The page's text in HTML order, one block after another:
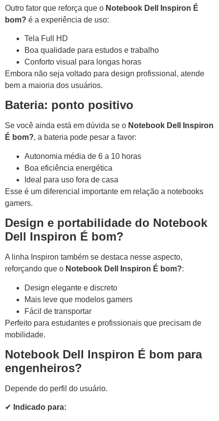
Outro fator que reforça que o Notebook Dell Inspiron É
bom? é a experiência de uso:
Tela Full HD
Boa qualidade para estudos e trabalho
Conforto visual para longas horas
Embora não seja voltado para design profissional, atende
bem a maioria dos usuários.
Bateria: ponto positivo
Se você ainda está em dúvida se o Notebook Dell Inspiron
É bom?, a bateria pode pesar a favor:
Autonomia média de 6 a 10 horas
Boa eficiência energética
Ideal para uso fora de casa
Esse é um diferencial importante em relação a notebooks
gamers.
Design e portabilidade do Notebook
Dell Inspiron É bom?
A linha Inspiron também se destaca nesse aspecto,
reforçando que o Notebook Dell Inspiron É bom?:
Design elegante e discreto
Mais leve que modelos gamers
Fácil de transportar
Perfeito para estudantes e profissionais que precisam de
mobilidade.
Notebook Dell Inspiron É bom para
engenheiros?
Depende do perfil do usuário.
✔ Indicado para: